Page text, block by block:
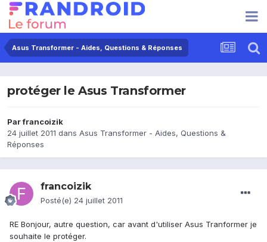
Asus Transformer - Aides, Questions & Réponses
protéger le Asus Transformer
Parfrancoizik
24 juillet 2011 dans Asus Transformer - Aides, Questions &
Réponses
francoizik
Posté(e) 24 juillet 2011
RE Bonjour, autre question, car avant d'utiliser Asus Tranformer je
souhaite le protéger.